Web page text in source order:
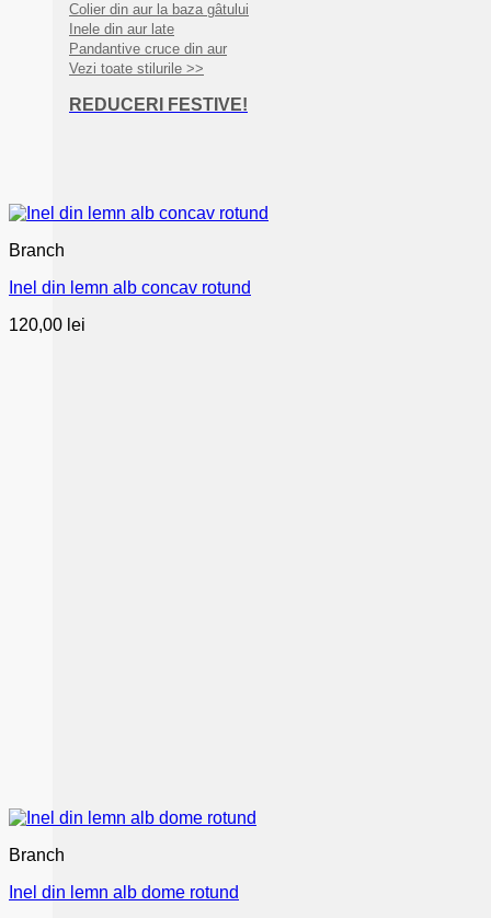
Colier din aur la baza gâtului
Inele din aur late
Pandantive cruce din aur
Vezi toate stilurile >>
REDUCERI FESTIVE!
Branch
Inel din lemn alb concav rotund
120,00 lei
Branch
Inel din lemn alb dome rotund